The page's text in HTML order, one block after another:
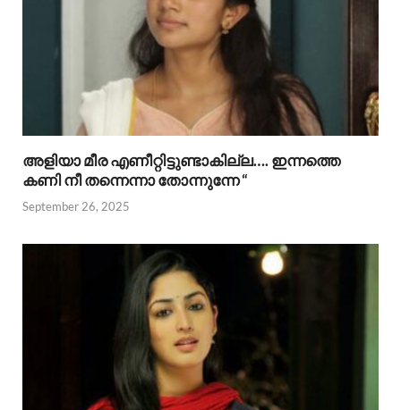
അളിയാ മീര എണീറ്റിട്ടുണ്ടാകില്ല…. ഇന്നത്തെ
കണി നീ തന്നെന്നാ തോന്നുന്നേ “
September 26, 2025